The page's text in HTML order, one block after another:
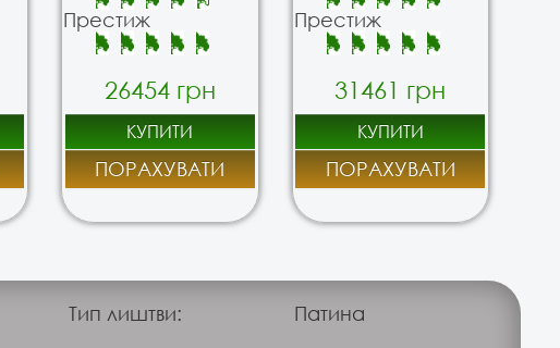
Престиж
26454 грн
КУПИТИ
ПОРАХУВАТИ
Престиж
31461 грн
КУПИТИ
ПОРАХУВАТИ
Тип лиштви: Патина